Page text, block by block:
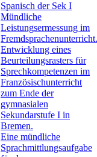
Spanisch der Sek I
Mündliche
Leistungsermessung im
Fremdsprachenunterricht.
Entwicklung eines
Beurteilungsrasters für
Sprechkompetenzen im
Französischunterricht
zum Ende der
gymnasialen
Sekundarstufe I in
Bremen.
Eine mündliche
Sprachmittlungsaufgabe